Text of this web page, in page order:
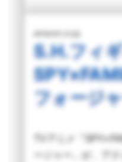
amazon.co.jp
S.H.フィ
フォージ
TVアニメ『
ージャー」が、ア